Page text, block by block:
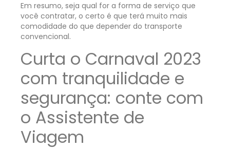
Em resumo, seja qual for a forma de serviço que
você contratar, o certo é que terá muito mais
comodidade do que depender do transporte
convencional.
Curta o Carnaval 2023
com tranquilidade e
segurança: conte com
o Assistente de
Viagem